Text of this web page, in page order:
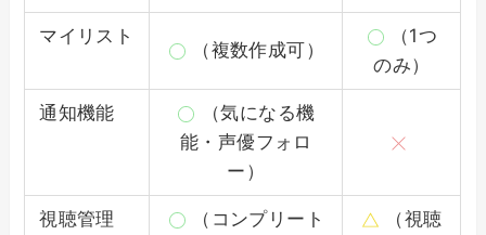
マイリスト
（複数作成可）
（1つ
のみ）
通知機能
（気になる機
能・声優フォロ
ー）
視聴管理
（コンプリート
（視聴